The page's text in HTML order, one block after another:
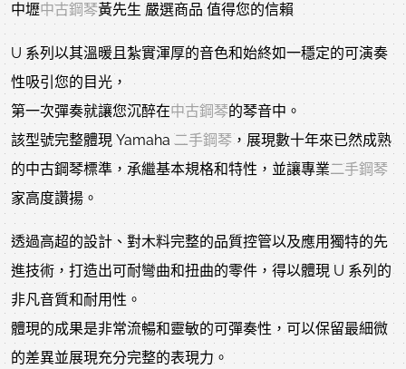
中壢中古鋼琴黃先生 嚴選商品 值得您的信賴
U 系列以其溫暖且紮實渾厚的音色和始終如一穩定的可演奏
性吸引您的目光，
第一次彈奏就讓您沉醉在中古鋼琴的琴音中。
該型號完整體現 Yamaha 二手鋼琴，展現數十年來已然成熟
的中古鋼琴標準，承繼基本規格和特性，並讓專業二手鋼琴
家高度讚揚。
透過高超的設計、對木料完整的品質控管以及應用獨特的先
進技術，打造出可耐彎曲和扭曲的零件，得以體現 U 系列的
非凡音質和耐用性。
體現的成果是非常流暢和靈敏的可彈奏性，可以保留最細微
的差異並展現充分完整的表現力。